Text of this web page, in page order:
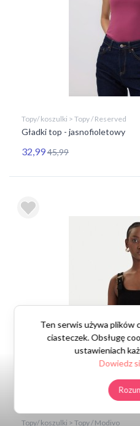
Topy/ koszulki > Topy / Reserved
Gładki top - jasnofioletowy
32,9945,99
Topy/ koszulki > Topy / Modivo
Ten serwis używa plików
ciasteczek. Obsługę
ustawieniach
Dowiedz